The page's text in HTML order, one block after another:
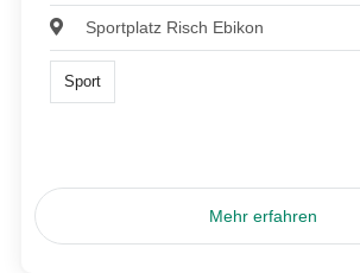
Sportplatz Risch Ebikon
Sport
Mehr erfahren